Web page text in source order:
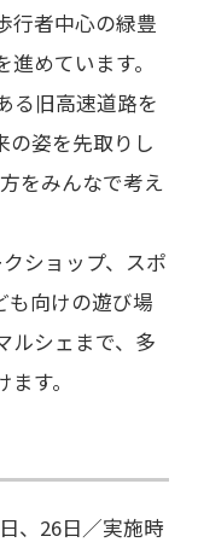
行者中心の緑豊
めています。
る旧高速道路を
の姿を先取りし
をみんなで考え
ショップ、スポ
も向けの遊び場
ルシェまで、多
す。
、26日／実施時